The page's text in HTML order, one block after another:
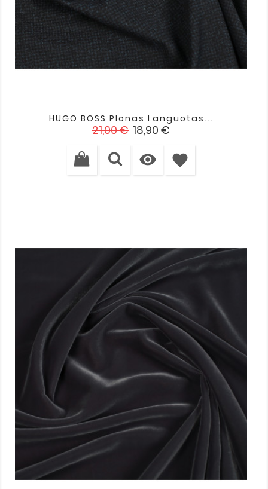
HUGO BOSS Plonas Languotas...
Įprasta
21,00 € Kaina
18,90 €
 favorite